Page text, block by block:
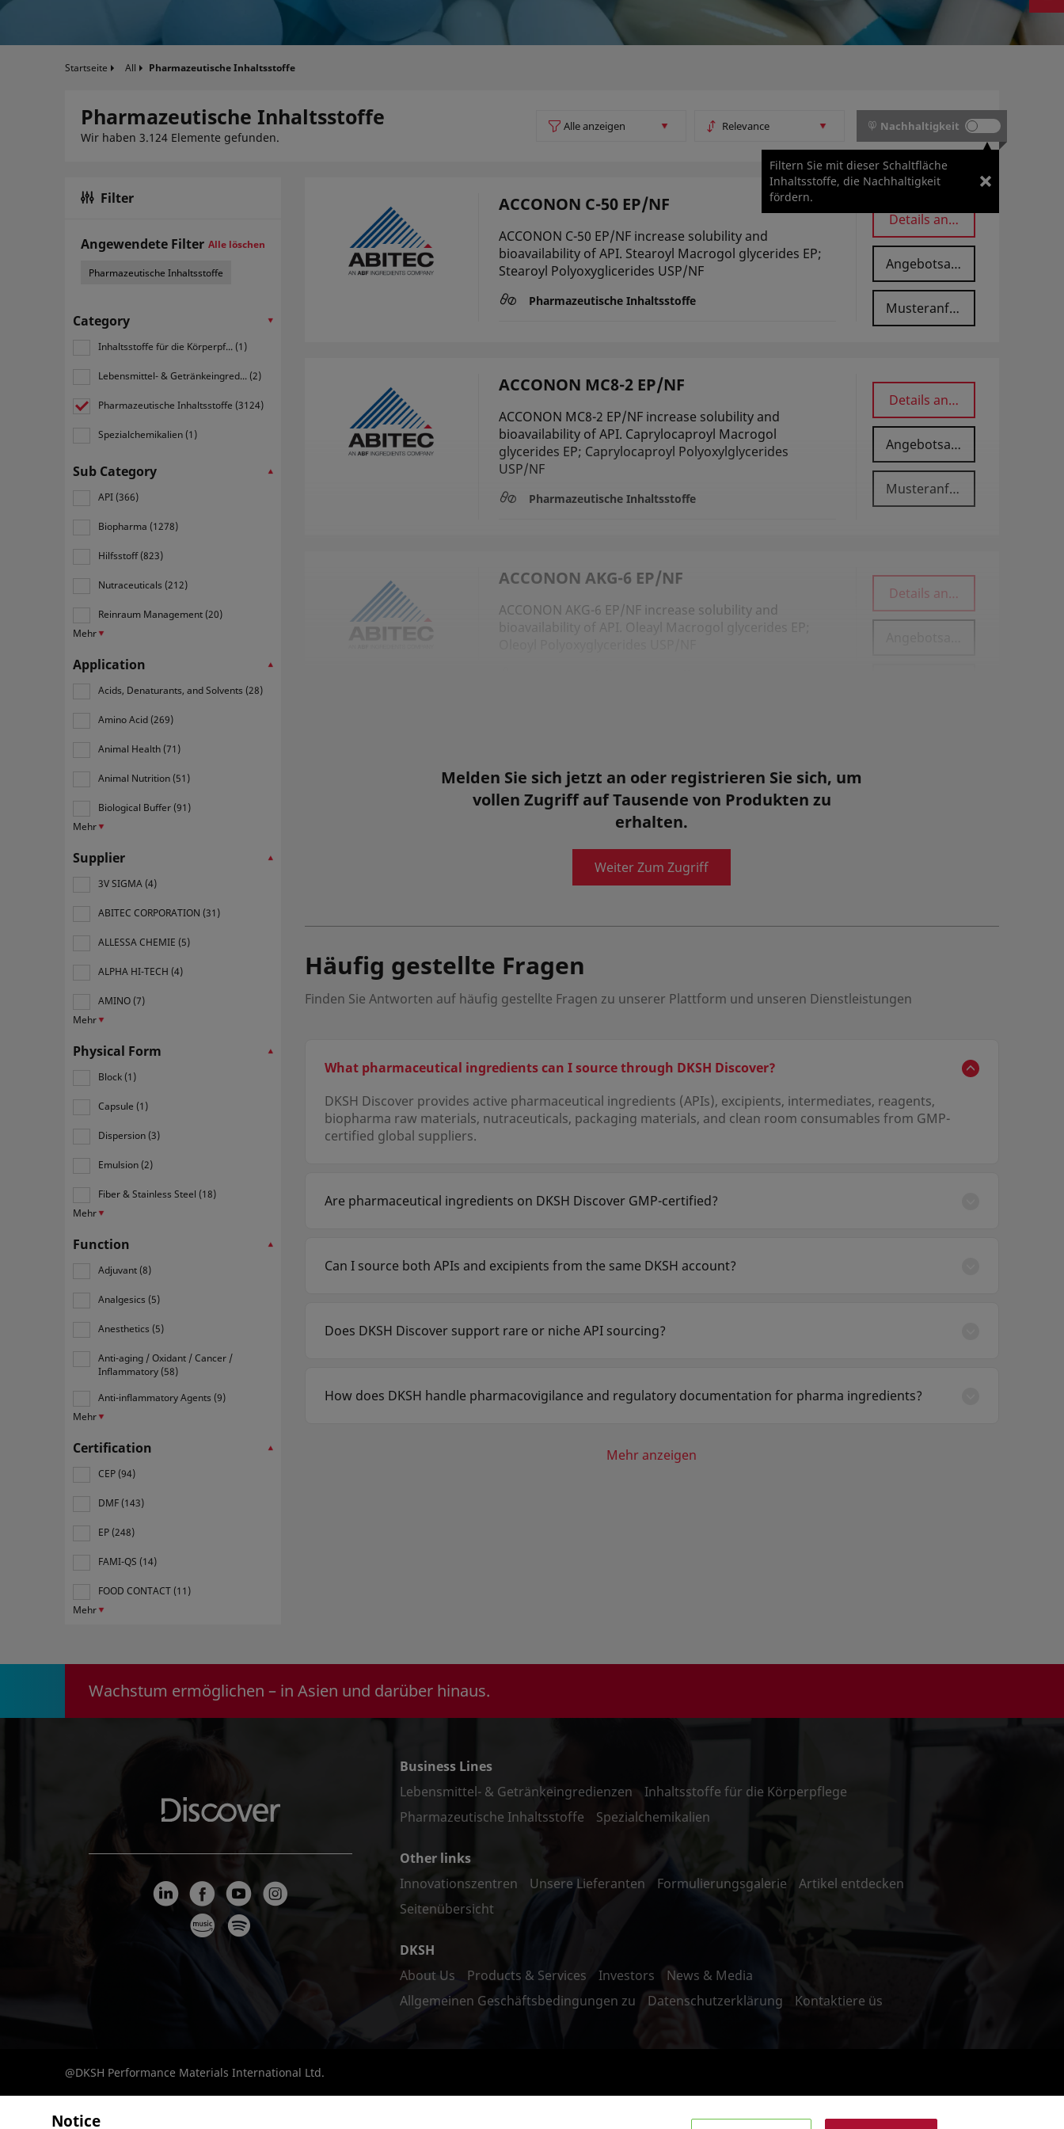
Startseite All Pharmazeutische Inhaltsstoffe
Pharmazeutische Inhaltsstoffe
Wir haben 3.124 Elemente gefunden.
Nachhaltigkeit
Filtern Sie mit dieser Schaltfläche
Inhaltsstoffe, die Nachhaltigkeit
fördern.
Filter
Angewendete Filter Alle löschen
Pharmazeutische Inhaltsstoffe
Category
Inhaltsstoffe für die Körperpf... (1)
Lebensmittel- & Getränkeingred... (2)
Pharmazeutische Inhaltsstoffe (3124)
Spezialchemikalien (1)
Sub Category
API (366)
Biopharma (1278)
Hilfsstoff (823)
Nutraceuticals (212)
Reinraum Management (20)
Mehr
Application
Acids, Denaturants, and Solvents (28)
Amino Acid (269)
Animal Health (71)
Animal Nutrition (51)
Biological Buffer (91)
Mehr
Supplier
3V SIGMA (4)
ABITEC CORPORATION (31)
ALLESSA CHEMIE (5)
ALPHA HI-TECH (4)
AMINO (7)
Mehr
Physical Form
Block (1)
Capsule (1)
Dispersion (3)
Emulsion (2)
Fiber & Stainless Steel (18)
Mehr
Function
Adjuvant (8)
Analgesics (5)
Anesthetics (5)
Anti-aging / Oxidant / Cancer /
Inflammatory (58)
Anti-inflammatory Agents (9)
Mehr
Certification
CEP (94)
DMF (143)
EP (248)
FAMI-QS (14)
FOOD CONTACT (11)
Mehr
ACCONON C-50 EP/NF
ACCONON C-50 EP/NF increase solubility and
bioavailability of API. Stearoyl Macrogol glycerides EP;
Stearoyl Polyoxyglicerides USP/NF
Pharmazeutische Inhaltsstoffe
Details anzeigen
Angebotsanfrage
Musteranfrage
ACCONON MC8-2 EP/NF
ACCONON MC8-2 EP/NF increase solubility and
bioavailability of API. Caprylocaproyl Macrogol
glycerides EP; Caprylocaproyl Polyoxylglycerides
USP/NF
Pharmazeutische Inhaltsstoffe
Details anzeigen
Angebotsanfrage
Musteranfrage
ACCONON AKG-6 EP/NF
ACCONON AKG-6 EP/NF increase solubility and
bioavailability of API. Oleayl Macrogol glycerides EP;
Details anzeigen
CAPMUL INJ MCM EP/NF increase solubility and
bioavailability of API. Glycerol Monocaprylate, Type I EP,
Glyceryl Monocaprylocaprate, Type I USP/ NF; (Mono-
Pharmazeutische Inhaltsstoffe
Melden Sie sich jetzt an oder registrieren Sie sich, um
vollen Zugriff auf Tausende von Produkten zu
erhalten.
Weiter Zum Zugriff
Häufig gestellte Fragen
Finden Sie Antworten auf häufig gestellte Fragen zu unserer Plattform und unseren Dienstleistungen
What pharmaceutical ingredients can I source through DKSH Discover?
DKSH Discover provides active pharmaceutical ingredients (APIs), excipients, intermediates, reagents,
biopharma raw materials, nutraceuticals, packaging materials, and clean room consumables from GMP-
certified global suppliers.
Are pharmaceutical ingredients on DKSH Discover GMP-certified?
Can I source both APIs and excipients from the same DKSH account?
Does DKSH Discover support rare or niche API sourcing?
How does DKSH handle pharmacovigilance and regulatory documentation for pharma ingredients?
Mehr anzeigen
Wachstum ermöglichen – in Asien und darüber hinaus.
Business Lines
Lebensmittel- & Getränkeingredienzen
Inhaltsstoffe für die Körperpflege
Pharmazeutische Inhaltsstoffe
Spezialchemikalien
Other links
Innovationszentren
Unsere Lieferanten Formulierungsgalerie
Artikel entdecken
Seitenübersicht
DKSH
About Us
Products & Services Investors
News & Media
Allgemeinen Geschäftsbedingungen zu
Datenschutzerklärung Kontaktiere üs
@DKSH Performance Materials International Ltd.
Notice